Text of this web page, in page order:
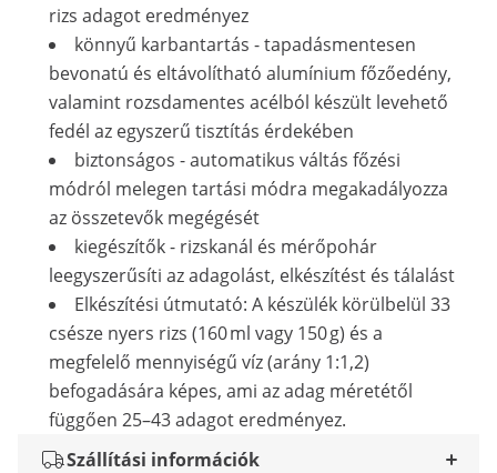
rizs adagot eredményez
könnyű karbantartás - tapadásmentesen
bevonatú és eltávolítható alumínium főzőedény,
valamint rozsdamentes acélból készült levehető
fedél az egyszerű tisztítás érdekében
biztonságos - automatikus váltás főzési
módról melegen tartási módra megakadályozza
az összetevők megégését
kiegészítők - rizskanál és mérőpohár
leegyszerűsíti az adagolást, elkészítést és tálalást
Elkészítési útmutató: A készülék körülbelül 33
csésze nyers rizs (160 ml vagy 150 g) és a
megfelelő mennyiségű víz (arány 1:1,2)
befogadására képes, ami az adag méretétől
függően 25–43 adagot eredményez.
Szállítási információk